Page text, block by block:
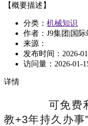
【概要描述】
分类： 机械知识
作者：J9集团|国际
来源：
发布时间： 2026-
访问量： 2026-01-
详情
可免费利
教+3年持久办事